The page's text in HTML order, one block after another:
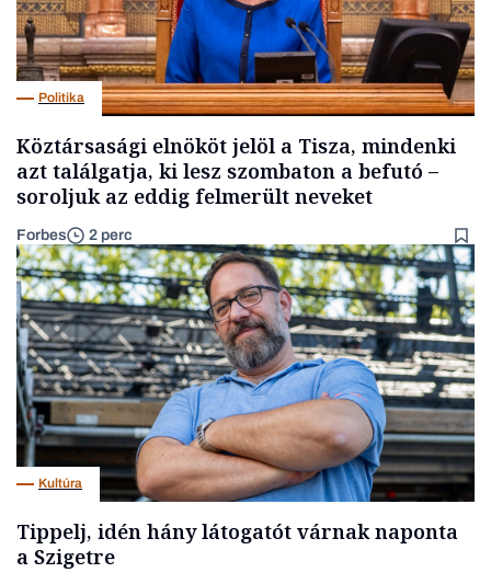
Politika
Köztársasági elnököt jelöl a Tisza, mindenki
azt találgatja, ki lesz szombaton a befutó –
soroljuk az eddig felmerült neveket
Forbes 2 perc
Kultúra
Tippelj, idén hány látogatót várnak naponta
a Szigetre